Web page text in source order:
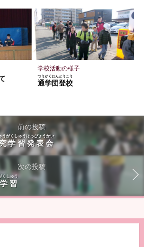
学校活動の様子
通学団登校
つうがくだんとうこう
前の投稿
学習
うがくしゅう
発表会
はっぴょうかい
次の投稿
習
くしゅう